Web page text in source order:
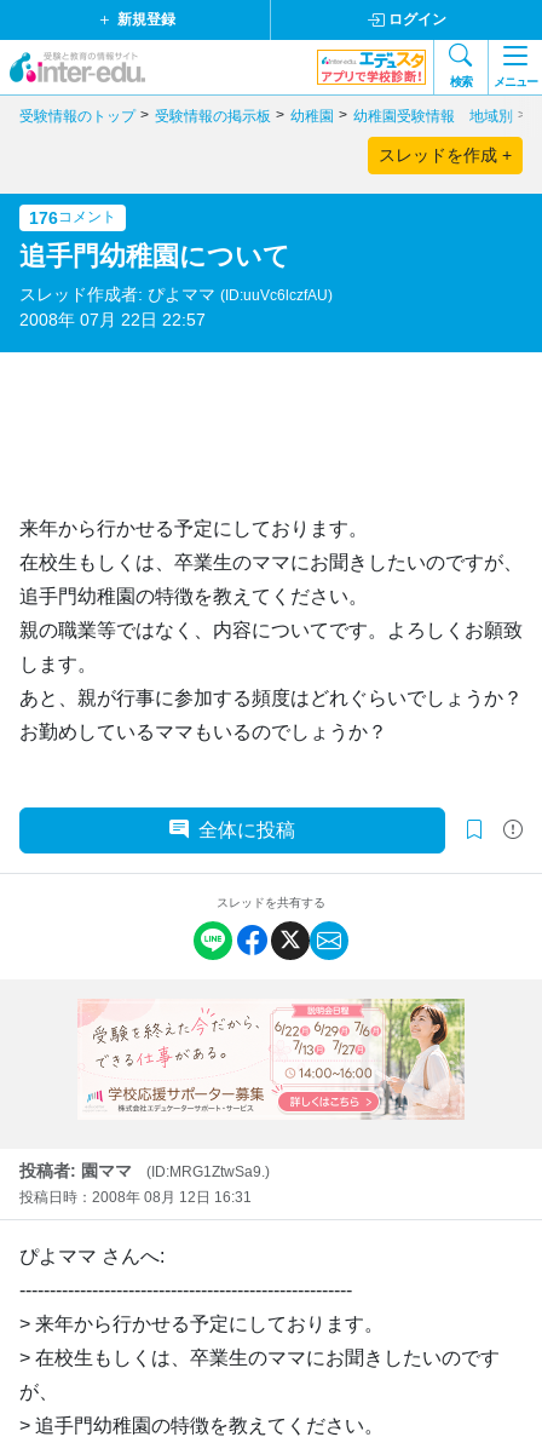
新規登録 ログイン
検索 メニュー
受験情報のトップ 受験情報の掲示板 幼稚園 幼稚園受験情報 地域別
スレッドを作成 +
176コメント
追手門幼稚園について
スレッド作成者: ぴよママ (ID:uuVc6lczfAU)
2008年 07月 22日 22:57
来年から行かせる予定にしております。
在校生もしくは、卒業生のママにお聞きしたいのですが、
追手門幼稚園の特徴を教えてください。
親の職業等ではなく、内容についてです。よろしくお願致
します。
あと、親が行事に参加する頻度はどれぐらいでしょうか？
お勤めしているママもいるのでしょうか？
全体に投稿
スレッドを共有する
投稿者: 園ママ
(ID:MRG1ZtwSa9.)
投稿日時：2008年 08月 12日 16:31
ぴよママ さんへ:
-------------------------------------------------------
> 来年から行かせる予定にしております。
> 在校生もしくは、卒業生のママにお聞きしたいのです
が、
> 追手門幼稚園の特徴を教えてください。